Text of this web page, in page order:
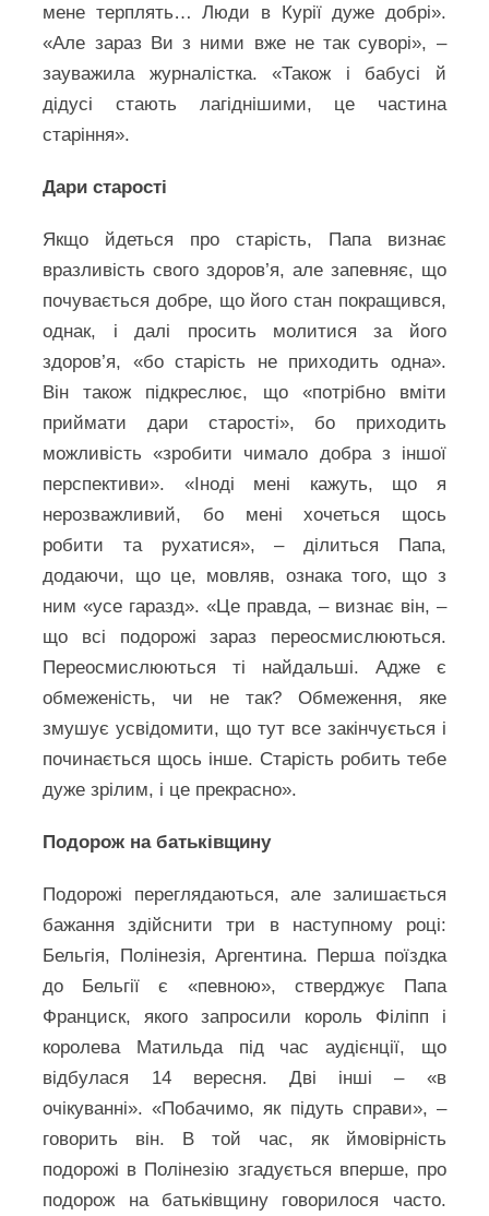
мене терплять… Люди в Курії дуже добрі».
«Але зараз Ви з ними вже не так суворі», –
зауважила журналістка. «Також і бабусі й
дідусі стають лагіднішими, це частина
старіння».
Дари старості
Якщо йдеться про старість, Папа визнає
вразливість свого здоров’я, але запевняє, що
почувається добре, що його стан покращився,
однак, і далі просить молитися за його
здоров’я, «бо старість не приходить одна».
Він також підкреслює, що «потрібно вміти
приймати дари старості», бо приходить
можливість «зробити чимало добра з іншої
перспективи». «Іноді мені кажуть, що я
нерозважливий, бо мені хочеться щось
робити та рухатися», – ділиться Папа,
додаючи, що це, мовляв, ознака того, що з
ним «усе гаразд». «Це правда, – визнає він, –
що всі подорожі зараз переосмислюються.
Переосмислюються ті найдальші. Адже є
обмеженість, чи не так? Обмеження, яке
змушує усвідомити, що тут все закінчується і
починається щось інше. Старість робить тебе
дуже зрілим, і це прекрасно».
Подорож на батьківщину
Подорожі переглядаються, але залишається
бажання здійснити три в наступному році:
Бельгія, Полінезія, Аргентина. Перша поїздка
до Бельгії є «певною», стверджує Папа
Франциск, якого запросили король Філіпп і
королева Матильда під час аудієнції, що
відбулася 14 вересня. Дві інші – «в
очікуванні». «Побачимо, як підуть справи», –
говорить він. В той час, як ймовірність
подорожі в Полінезію згадується вперше, про
подорож на батьківщину говорилося часто.